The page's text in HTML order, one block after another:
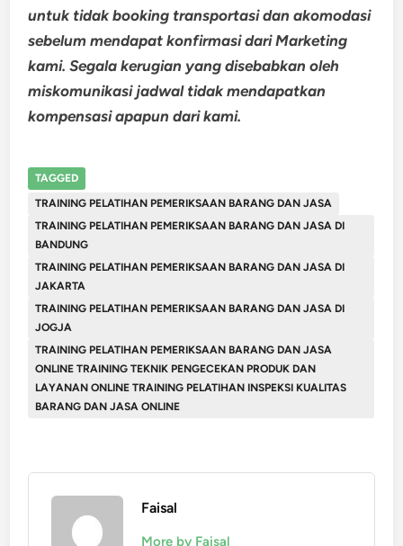
untuk tidak booking transportasi dan akomodasi
sebelum mendapat konfirmasi dari Marketing
kami. Segala kerugian yang disebabkan oleh
miskomunikasi jadwal tidak mendapatkan
kompensasi apapun dari kami.
TAGGED
TRAINING PELATIHAN PEMERIKSAAN BARANG DAN JASA
TRAINING PELATIHAN PEMERIKSAAN BARANG DAN JASA DI
BANDUNG
TRAINING PELATIHAN PEMERIKSAAN BARANG DAN JASA DI
JAKARTA
TRAINING PELATIHAN PEMERIKSAAN BARANG DAN JASA DI
JOGJA
TRAINING PELATIHAN PEMERIKSAAN BARANG DAN JASA
ONLINE TRAINING TEKNIK PENGECEKAN PRODUK DAN
LAYANAN ONLINE TRAINING PELATIHAN INSPEKSI KUALITAS
BARANG DAN JASA ONLINE
Faisal
More by Faisal